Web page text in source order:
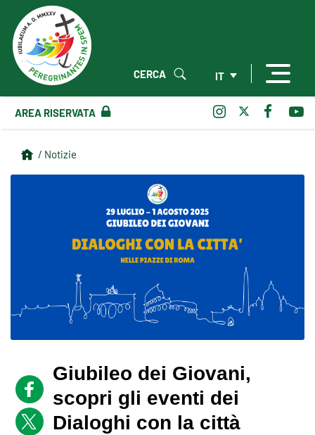
IT
CERCA
AREA RISERVATA
/ Notizie
Giubileo dei Giovani,
scopri gli eventi dei
Dialoghi con la città